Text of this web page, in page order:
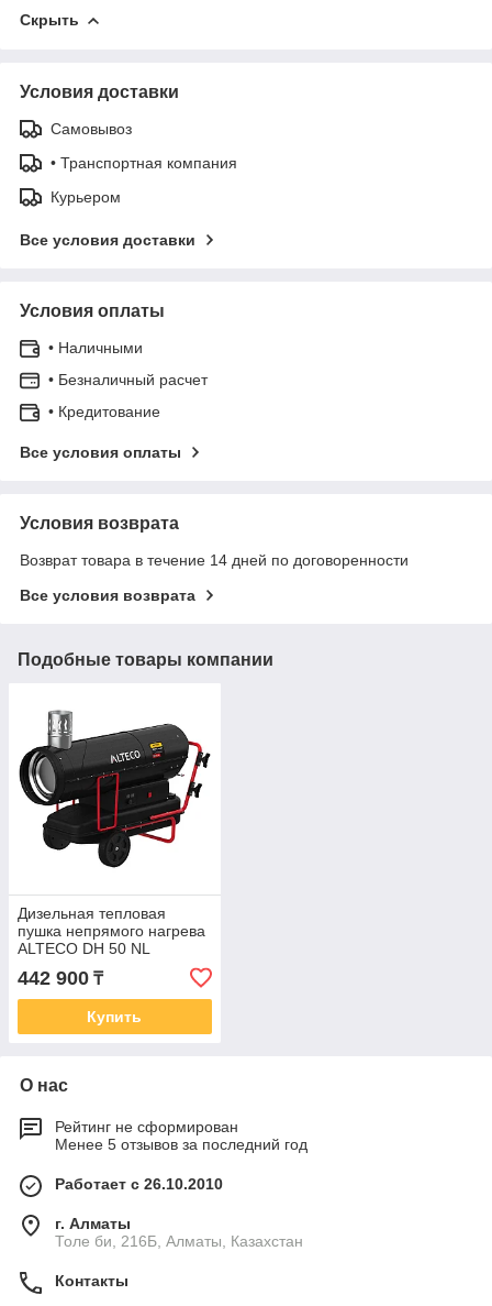
Скрыть
Условия доставки
Самовывоз
• Транспортная компания
Курьером
Все условия доставки
Условия оплаты
• Наличными
• Безналичный расчет
• Кредитование
Все условия оплаты
Условия возврата
Возврат товара в течение 14 дней по договоренности
Все условия возврата
Подобные товары компании
Дизельная тепловая
пушка непрямого нагрева
ALTECO DH 50 NL
442 900 ₸
Купить
О нас
Рейтинг не сформирован
Менее 5 отзывов за последний год
Работает с 26.10.2010
г. Алматы
Толе би, 216Б, Алматы, Казахстан
Контакты